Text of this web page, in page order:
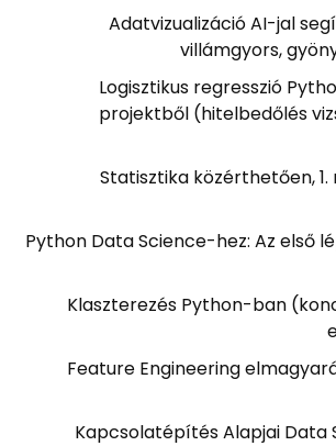
Adatvizualizáció AI-jal
villámgyors,
Logisztikus regresszió
projektből (hitelbedőlés
Statisztika közérthetően, 1.
Python Data Science-hez: Az első
Klaszterezés Python-ban
Feature Engineering
Kapcsolatépítés Alapjai Data